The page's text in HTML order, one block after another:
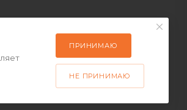
ПРИНИМАЮ
НЕ ПРИНИМАЮ